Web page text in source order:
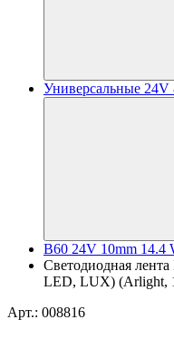
Универсальные
B60 24V 10mm 14.4
Светодиодная
LED, LUX) (Arlight,
Арт.: 008816